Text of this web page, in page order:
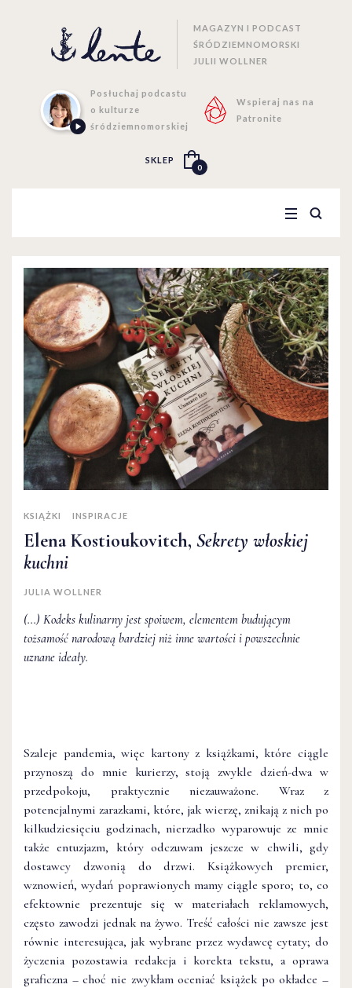
MAGAZYN I PODCAST
ŚRÓDZIEMNOMORSKI
JULII WOLLNER
Posłuchaj podcastu
o kulturze
śródziemnomorskiej
Wspieraj nas na
Patronite
SKLEP
0
KSIĄŻKI INSPIRACJE
Elena Kostioukovitch, Sekrety włoskiej
kuchni
JULIA WOLLNER
(...) Kodeks kulinarny jest spoiwem, elementem budującym
tożsamość narodową bardziej niż inne wartości i powszechnie
uznane ideały.
Szaleje pandemia, więc kartony z książkami, które ciągle
przynoszą do mnie kurierzy, stoją zwykle dzień-dwa w
przedpokoju, praktycznie niezauważone. Wraz z
potencjalnymi zarazkami, które, jak wierzę, znikają z nich po
kilkudziesięciu godzinach, nierzadko wyparowuje ze mnie
także entuzjazm, który odczuwam jeszcze w chwili, gdy
dostawcy dzwonią do drzwi. Książkowych premier,
wznowień, wydań poprawionych mamy ciągle sporo; to, co
efektownie prezentuje się w materiałach reklamowych,
często zawodzi jednak na żywo. Treść całości nie zawsze jest
równie interesująca, jak wybrane przez wydawcę cytaty; do
życzenia pozostawia redakcja i korekta tekstu, a oprawa
graficzna – choć nie zwykłam oceniać książek po okładce –